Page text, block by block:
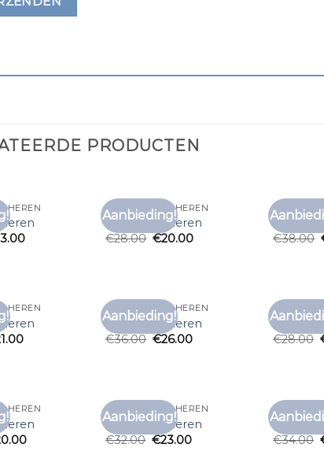
PRODUCTEN
Toevoegen
HEREN
Aanbieding!
Toevoegen
GRIJS T SHIRT HEREN
grijs t shirt heren
€28.00 €20.00
GRIJS T
grijs t
€38.00
Toevoegen
HEREN
Aanbieding!
Toevoegen
GRIJS T SHIRT HEREN
grijs t shirt heren
€36.00 €26.00
GRIJS T
grijs t
€28.00
Toevoegen
HEREN
Aanbieding!
Toevoegen
GRIJS T SHIRT HEREN
grijs t shirt heren
€32.00 €23.00
GRIJS T
grijs t
€34.00